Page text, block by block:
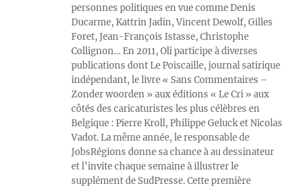
personnes politiques en vue comme Denis
Ducarme, Kattrin Jadin, Vincent Dewolf, Gilles
Foret, Jean-François Istasse, Christophe
Collignon… En 2011, Oli participe à diverses
publications dont Le Poiscaille, journal satirique
indépendant, le livre « Sans Commentaires –
Zonder woorden » aux éditions « Le Cri » aux
côtés des caricaturistes les plus célèbres en
Belgique : Pierre Kroll, Philippe Geluck et Nicolas
Vadot. La même année, le responsable de
JobsRégions donne sa chance à au dessinateur
et l’invite chaque semaine à illustrer le
supplément de SudPresse. Cette première